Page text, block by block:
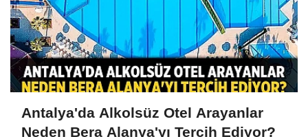
Antalya'da Alkolsüz Otel Arayanlar
Neden Bera Alanya'yı Tercih Ediyor?